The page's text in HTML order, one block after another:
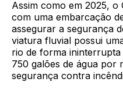
Assim como em 2025,
com uma embarcação
assegurar a segurança
viatura fluvial possui
rio de forma
750 galões de água por
segurança contra